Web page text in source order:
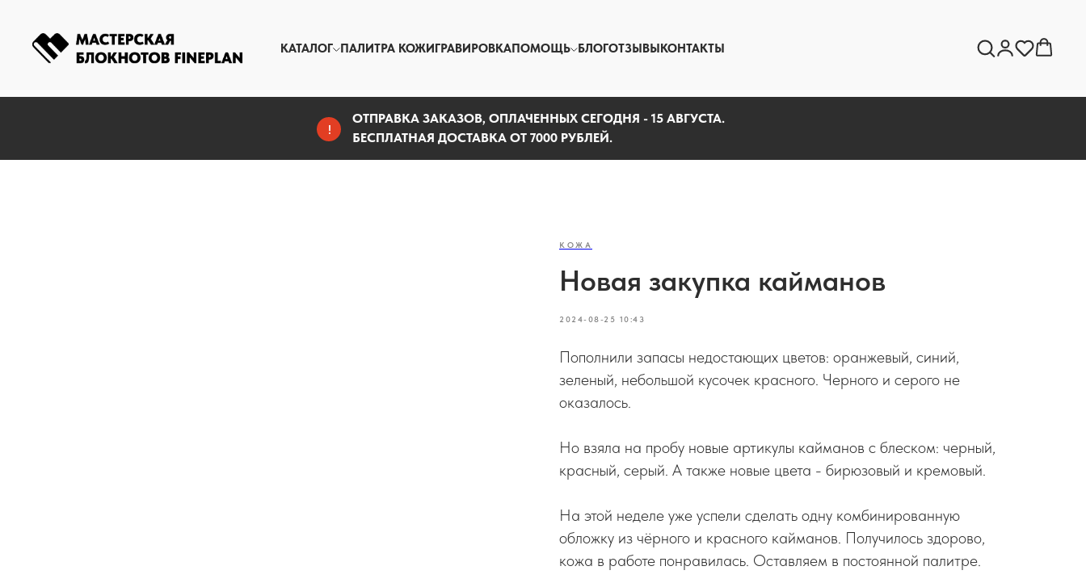
КАТАЛОГ ПАЛИТРА КОЖИГРАВИРОВКАПОМОЩЬ БЛОГОТЗЫВЫКОНТАКТЫ
!
ОТПРАВКА ЗАКАЗОВ, ОПЛАЧЕННЫХ СЕГОДНЯ - 15 АВГУСТА.
БЕСПЛАТНАЯ ДОСТАВКА ОТ 7000 РУБЛЕЙ.
КОЖА
Новая закупка кайманов
2024-08-25 10:43
Пополнили запасы недостающих цветов: оранжевый, синий,
зеленый, небольшой кусочек красного. Черного и серого не
оказалось.
Но взяла на пробу новые артикулы кайманов с блеском: черный,
красный, серый. А также новые цвета - бирюзовый и кремовый.
На этой неделе уже успели сделать одну комбинированную
обложку из чёрного и красного кайманов. Получилось здорово,
кожа в работе понравилась. Оставляем в постоянной палитре.